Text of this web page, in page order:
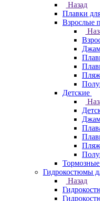
Назад
Плавки
Взрослые
Детские
Гидрокостюмы
Назад